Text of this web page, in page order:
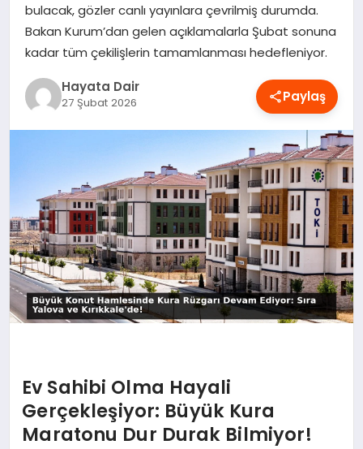
OYUN
SAĞLIK
bulacak, gözler canlı yayınlara çevrilmiş durumda.
Bakan Kurum’dan gelen açıklamalarla Şubat sonuna
kadar tüm çekilişlerin tamamlanması hedefleniyor.
Hayata Dair
27 Şubat 2026 Paylaş
Ev Sahibi Olma Hayali
Gerçekleşiyor: Büyük Kura
Maratonu Dur Durak Bilmiyor!